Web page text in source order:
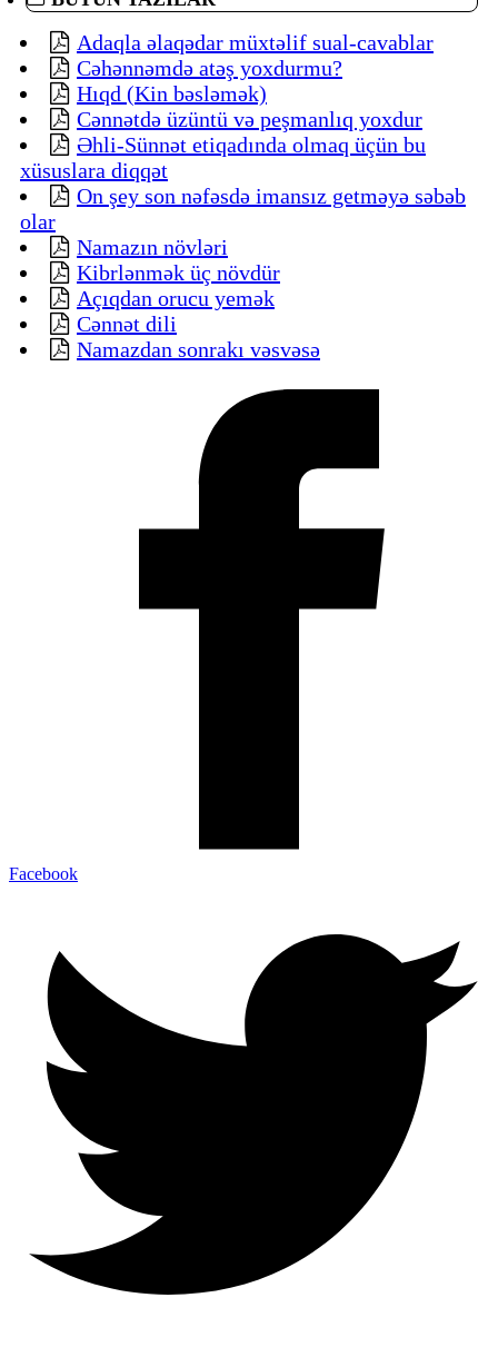
Adaqla əlaqədar müxtəlif sual-cavablar
Cəhənnəmdə atəş yoxdurmu?
Hıqd (Kin bəsləmək)
Cənnətdə üzüntü və peşmanlıq yoxdur
Əhli-Sünnət etiqadında olmaq üçün bu
xüsuslara diqqət
On şey son nəfəsdə imansız getməyə səbəb
olar
Namazın növləri
Kibrlənmək üç növdür
Açıqdan orucu yemək
Cənnət dili
Namazdan sonrakı vəsvəsə
Facebook